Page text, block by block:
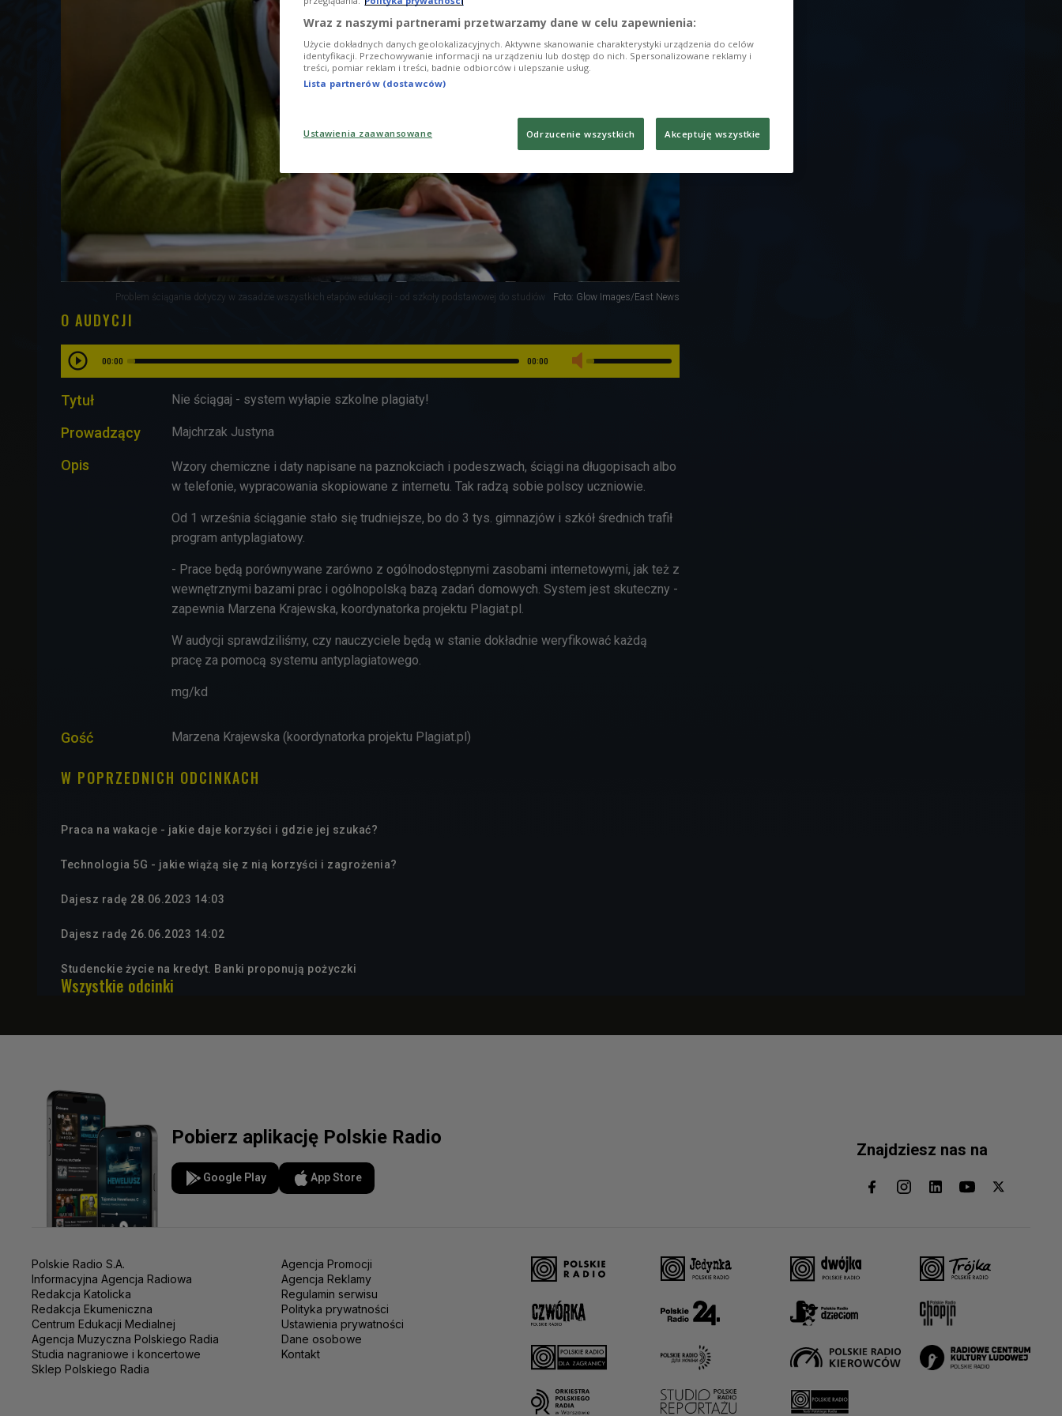
Problem ściągania dotyczy w zasadzie wszystkich etapów edukacji - od szkoły podstawowej do studiów Foto: Glow Images/East News
O AUDYCJI
00:00 00:00
Tytuł Nie ściągaj - system wyłapie szkolne plagiaty!
Prowadzący Majchrzak Justyna
Opis
Wzory chemiczne i daty napisane na paznokciach i podeszwach, ściągi na długopisach albo
w telefonie, wypracowania skopiowane z internetu. Tak radzą sobie polscy uczniowie.
Od 1 września ściąganie stało się trudniejsze, bo do 3 tys. gimnazjów i szkół średnich trafił
program antyplagiatowy.
- Prace będą porównywane zarówno z ogólnodostępnymi zasobami internetowymi, jak też z
wewnętrznymi bazami prac i ogólnopolską bazą zadań domowych. System jest skuteczny -
zapewnia Marzena Krajewska, koordynatorka projektu Plagiat.pl.
W audycji sprawdziliśmy, czy nauczyciele będą w stanie dokładnie weryfikować każdą
pracę za pomocą systemu antyplagiatowego.
mg/kd
Gość Marzena Krajewska (koordynatorka projektu Plagiat.pl)
W POPRZEDNICH ODCINKACH
Praca na wakacje - jakie daje korzyści i gdzie jej szukać?
Technologia 5G - jakie wiążą się z nią korzyści i zagrożenia?
Dajesz radę 28.06.2023 14:03
Dajesz radę 26.06.2023 14:02
Studenckie życie na kredyt. Banki proponują pożyczki
Wszystkie odcinki
Pobierz aplikację Polskie Radio
Google Play App Store
Znajdziesz nas na
Polskie Radio S.A.
Informacyjna Agencja Radiowa
Redakcja Katolicka
Redakcja Ekumeniczna
Centrum Edukacji Medialnej
Agencja Muzyczna Polskiego Radia
Studia nagraniowe i koncertowe
Sklep Polskiego Radia
Agencja Promocji
Agencja Reklamy
Regulamin serwisu
Polityka prywatności
Ustawienia prywatności
Dane osobowe
Kontakt
Wraz z naszymi partnerami przetwarzamy dane w celu zapewnienia:
Użycie dokładnych danych geolokalizacyjnych. Aktywne skanowanie charakterystyki urządzenia do celów
identyfikacji. Przechowywanie informacji na urządzeniu lub dostęp do nich. Spersonalizowane reklamy i
treści, pomiar reklam i treści, badnie odbiorców i ulepszanie usług.
Lista partnerów (dostawców)
Ustawienia zaawansowane Odrzucenie wszystkich Akceptuję wszystkie